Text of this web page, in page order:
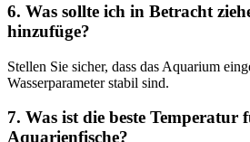
6. Was sollte ich in Betracht
hinzufüge?
Stellen Sie sicher, dass das Aquarium
Wasserparameter stabil sind.
7. Was ist die beste Temperatur
Aquarienfische?